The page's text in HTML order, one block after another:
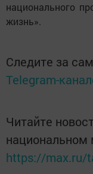
национального
жизнь».
Следите за
Telegram-
Читайте
https://max.ru/